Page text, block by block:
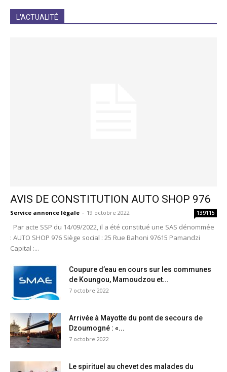
L'ACTUALITÉ
AVIS DE CONSTITUTION AUTO SHOP 976
Service annonce légale - 19 octobre 2022 139115
Par acte SSP du 14/09/2022, il a été constitué une SAS dénommée
: AUTO SHOP 976 Siège social : 25 Rue Bahoni 97615 Pamandzi
Capital :...
Coupure d’eau en cours sur les communes
de Koungou, Mamoudzou et...
7 octobre 2022
Arrivée à Mayotte du pont de secours de
Dzoumogné : «...
7 octobre 2022
Le spirituel au chevet des malades du